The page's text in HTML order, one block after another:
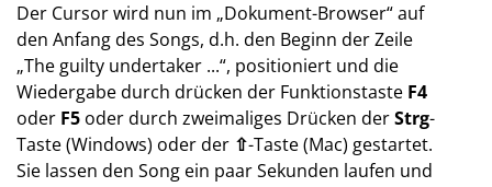
Der Cursor wird nun im „Dokument-Browser“ auf
den Anfang des Songs, d.h. den Beginn der Zeile
„The guilty undertaker ...“, positioniert und die
Wiedergabe durch drücken der Funktionstaste F4
oder F5 oder durch zweimaliges Drücken derStrg-
Taste (Windows) oder der ⇧-Taste (Mac) gestartet.
Sie lassen den Song ein paar Sekunden laufen und